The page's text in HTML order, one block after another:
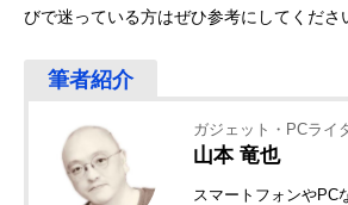
びで迷っている方はぜひ参考にしてくださ
ガジェット・PCライ
山本 竜也
スマートフォンやPC